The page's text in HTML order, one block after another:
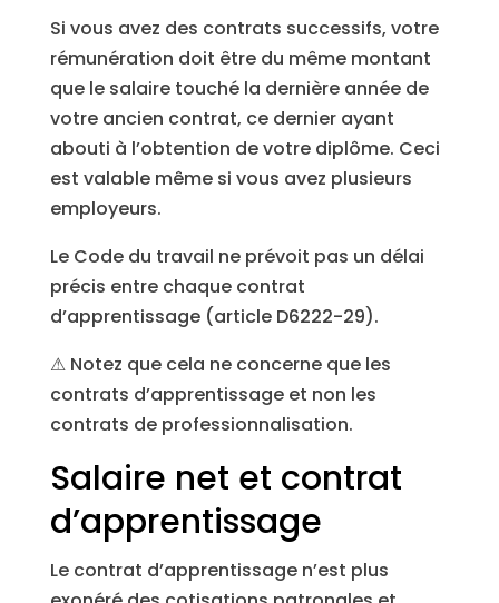
Si vous avez des contrats successifs, votre
rémunération doit être du même montant
que le salaire touché la dernière année de
votre ancien contrat, ce dernier ayant
abouti à l’obtention de votre diplôme. Ceci
est valable même si vous avez plusieurs
employeurs.
Le Code du travail ne prévoit pas un délai
précis entre chaque contrat
d’apprentissage (article D6222-29).
⚠ Notez que cela ne concerne que les
contrats d’apprentissage et non les
contrats de professionnalisation.
Salaire net et contrat
d’apprentissage
Le contrat d’apprentissage n’est plus